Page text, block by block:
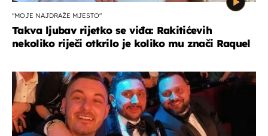
"MOJE NAJDRAŽE MJESTO"
Takva ljubav rijetko se viđa: Rakitićevih
nekoliko riječi otkrilo je koliko mu znači Raquel